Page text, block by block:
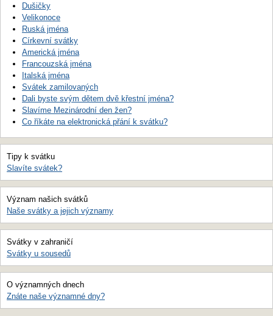
Dušičky
Velikonoce
Ruská jména
Církevní svátky
Americká jména
Francouzská jména
Italská jména
Svátek zamilovaných
Dali byste svým dětem dvě křestní jména?
Slavíme Mezinárodní den žen?
Co říkáte na elektronická přání k svátku?
Tipy k svátku
Slavíte svátek?
Význam našich svátků
Naše svátky a jejich významy
Svátky v zahraničí
Svátky u sousedů
O významných dnech
Znáte naše významné dny?